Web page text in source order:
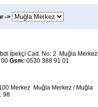
->
İpekçi Cad. No: 2 Muğla
00 Gsm: 0530 388 91 01
Merkez Muğla Merkez / Muğla
98